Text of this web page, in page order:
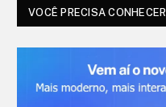
VOCÊ PRECISA CONHECER